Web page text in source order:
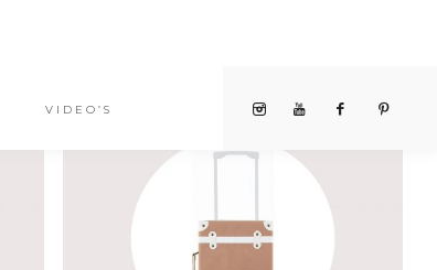
VIDEO’S